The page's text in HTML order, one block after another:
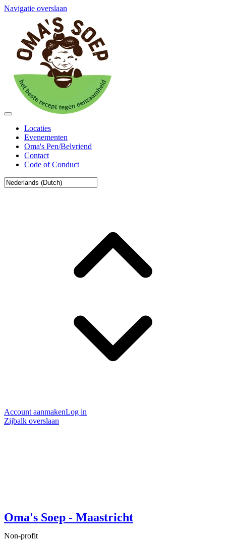
Navigatie overslaan
Locaties
Evenementen
Oma's Pen/Belvriend
Contact
Code of Conduct
Account aanmakenLog in
Zijbalk overslaan
Oma's Soep - Maastricht
Non-profit